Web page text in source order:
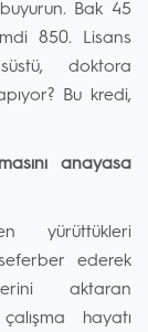
Bak 45
850. Lisans
doktora
Bu kredi,
anayasa
yürüttükleri
ederek
aktaran
hayatı